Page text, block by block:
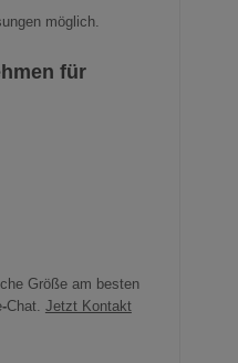
möglich.
für
Größe am besten
-Chat. Jetzt Kontakt